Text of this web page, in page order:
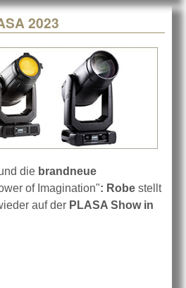
2023
die brandneue
of Imagination": Robe stellt
auf der PLASA Show in